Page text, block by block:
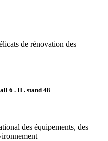
de rénovation des
6 . H . stand 48
des équipements, des